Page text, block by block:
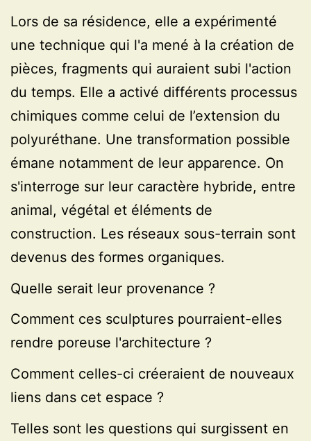
Lors de sa résidence, elle a expérimenté
une technique qui l'a mené à la création de
pièces, fragments qui auraient subi l'action
du temps. Elle a activé différents processus
chimiques comme celui de l’extension du
polyuréthane. Une transformation possible
émane notamment de leur apparence. On
s'interroge sur leur caractère hybride, entre
animal, végétal et éléments de
construction. Les réseaux sous-terrain sont
devenus des formes organiques.
Quelle serait leur provenance ?
Comment ces sculptures pourraient-elles
rendre poreuse l'architecture ?
Comment celles-ci créeraient de nouveaux
liens dans cet espace ?
Telles sont les questions qui surgissent en